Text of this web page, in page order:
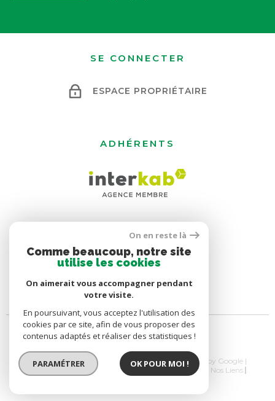
SE CONNECTER
ESPACE PROPRIÉTAIRE
ADHÉRENTS
© 2026 | Tous droits réservés | Traduction powered by Google |
Nos Honoraires
Plan Du Site Mentions Légales
Nos Liens
Politique RGPD
Cookies
On en reste là
Comme beaucoup, notre site
utilise les cookies
On aimerait vous accompagner pendant
votre visite.
En poursuivant, vous acceptez l'utilisation des
cookies par ce site, afin de vous proposer des
contenus adaptés et réaliser des statistiques !
PARAMÉTRER OK POUR MOI !